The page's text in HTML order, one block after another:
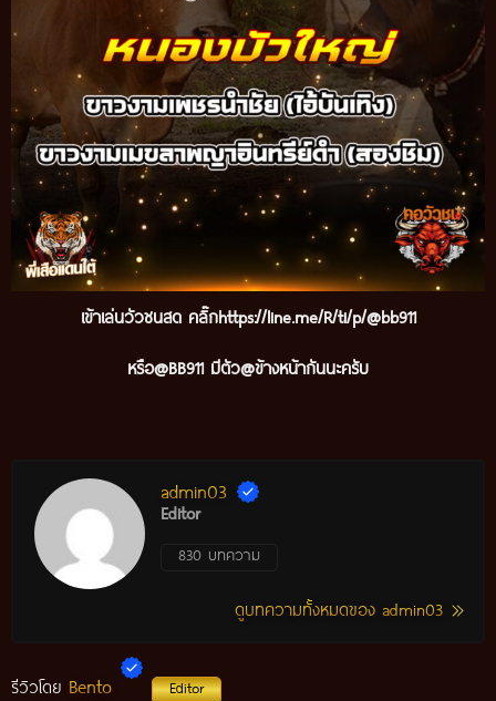
เข้าเล่นวัวชนสด คลิ๊กhttps://line.me/R/ti/p/@bb911
หรือ@BB911 มีตัว@ข้างหน้ากันนะครับ
admin03
Editor
830 บทความ
ดูบทความทั้งหมดของ admin03
รีวิวโดย Bento Editor